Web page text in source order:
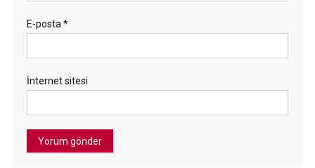
E-posta *
İnternet sitesi